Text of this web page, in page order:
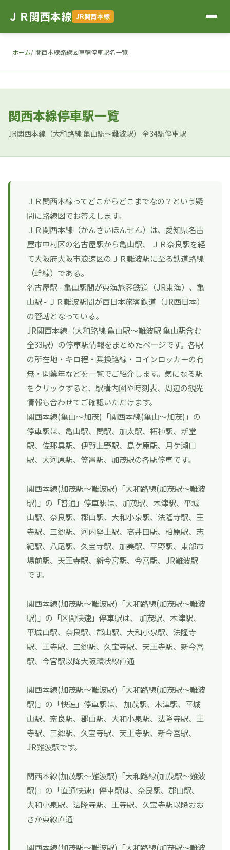
ＪＲ関西本線 JR関西本線
ホーム 関西本線路線図車輛停車駅名一覧
関西本線停車駅一覧
JR関西本線（大和路線 亀山駅～難波駅） 全34駅停車駅
ＪＲ関西本線ってどこからどこまでなの？という疑
問に路線図でお答えします。
ＪＲ関西本線 （かんさいほんせん）は、愛知県名古
屋市中村区の名古屋駅から亀山駅、 ＪＲ奈良駅を経
て大阪府大阪市浪速区の ＪＲ難波駅に至る鉄道路線
（幹線）である。
名古屋駅 - 亀山駅間が東海旅客鉄道（JR東海）、 亀
山駅 - ＪＲ難波駅間が西日本旅客鉄道（JR西日本）
の管轄となっている。
JR関西本線（大和路線 亀山駅～難波駅 亀山駅含む
全33駅）の停車駅情報をまとめたページです。各駅
の所在地・キロ程・乗換路線・コインロッカーの有
無・開業年などを一覧でご紹介します。気になる駅
をクリックすると、駅構内図や時刻表、周辺の観光
情報も合わせてご確認いただけます。
関西本線(亀山～加茂)「関西本線(亀山～加茂)」の
停車駅は、亀山駅、関駅、加太駅、柘植駅、新堂
駅、佐那具駅、伊賀上野駅、島ケ原駅、月ケ瀬口
駅、大河原駅、笠置駅、加茂駅の各駅停車です。
関西本線(加茂駅～難波駅)「大和路線(加茂駅～難波
駅)」の「普通」停車駅は、加茂駅、木津駅、平城
山駅、奈良駅、郡山駅、大和小泉駅、法隆寺駅、王
寺駅、三郷駅、河内堅上駅、高井田駅、柏原駅、志
紀駅、八尾駅、久宝寺駅、加美駅、平野駅、東部市
場前駅、天王寺駅、新今宮駅、今宮駅、JR難波駅
です。
関西本線(加茂駅～難波駅)「大和路線(加茂駅～難波
駅)」の「区間快速」停車駅は、 加茂駅、木津駅、
平城山駅、奈良駅、郡山駅、大和小泉駅、法隆寺
駅、王寺駅、三郷駅、久宝寺駅、天王寺駅、新今宮
駅、今宮駅以降大阪環状線直通
関西本線(加茂駅～難波駅)「大和路線(加茂駅～難波
駅)」の「快速」停車駅は、 加茂駅、木津駅、平城
山駅、奈良駅、郡山駅、大和小泉駅、法隆寺駅、王
寺駅、三郷駅、久宝寺駅、天王寺駅、新今宮駅、
JR難波駅です。
関西本線(加茂駅～難波駅)「大和路線(加茂駅～難波
駅)」の「直通快速」停車駅は、奈良駅、郡山駅、
大和小泉駅、法隆寺駅、王寺駅、久宝寺駅以降おお
さか東線直通
関西本線(加茂駅～難波駅)「大和路線(加茂駅～難波